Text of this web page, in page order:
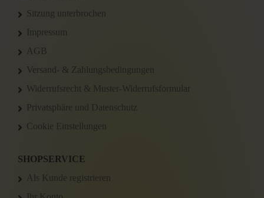
Sitzung unterbrochen
Impressum
AGB
Versand- & Zahlungsbedingungen
Widerrufsrecht & Muster-Widerrufsformular
Privatsphäre und Datenschutz
Cookie Einstellungen
SHOPSERVICE
Als Kunde registrieren